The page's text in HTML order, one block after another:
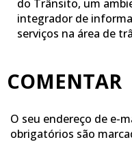
do Trânsito, um
integrador de
serviços na área de
COMENTAR
O seu endereço de e-
obrigatórios são